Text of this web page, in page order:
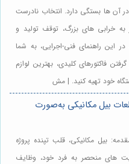
آن ها بستگی دارد. انتخاب نادرست
خرابی های بزرگ، توقف تولید و
این راهنمای فنی-اجرایی، به شما
فاکتورهای کلیدی، بهترین لوازم
خود تهیه کنید. | مش
بیل مکانیکی به‌صورت
بیل مکانیکی، قلب تپنده پروژه
های منحصر به فرد خود، وظایف